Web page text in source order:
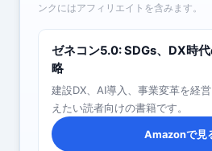
ンクにはアフィリエイトを含みます。
ゼネコン5.0: SDGs、DX時
略
建設DX、AI導入、事業変革を経
えたい読者向けの書籍です。
Amazonで見